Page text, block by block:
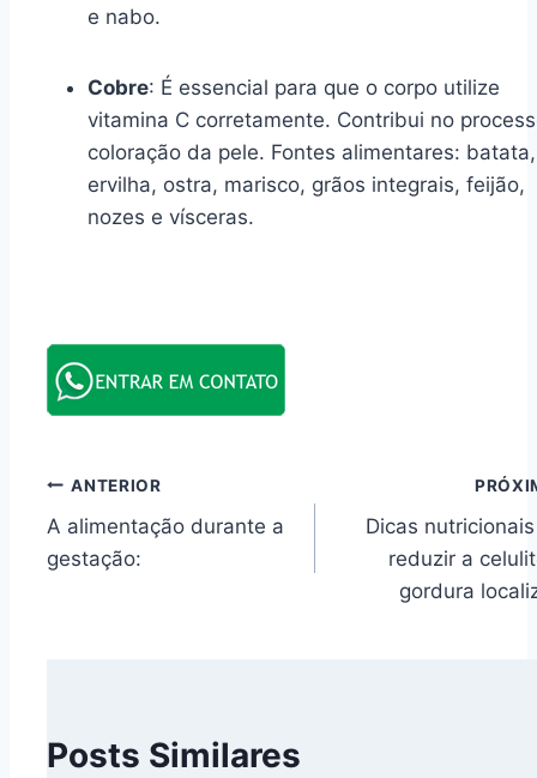
e nabo.
Cobre: É essencial para que o corpo utilize
vitamina C corretamente. Contribui no
coloração da pele. Fontes alimentares: batata,
ervilha, ostra, marisco, grãos integrais, feijão,
nozes e vísceras.
Navegação
de
ANTERIOR
A alimentação durante a
gestação:
Dicas
reduzir a
gordura
Posts Similares